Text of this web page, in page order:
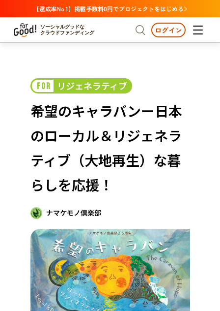
【達成率No.1】掲載手数料0円でプロジェクトをはじめる
ソーシャルグッドな
クラウドファンディング
プロジェクトからさがす
カテゴリーからさがす 国際協力
医療・福祉
人権・マイノリティ
中国
四国
九州・沖縄
注目 新着
支援金額が多い
支援人数が多い
終了日が近い
カテゴリーからさがす
国際協力 医療・福祉
子ども・教育
環境・エシカル
人権・マイノリティ
社会貢献
地域からさがす
北海道 青森 岩手
茨城 栃木 群馬 埼玉 千葉 東京
新潟 富山 石川 福井 山梨 長野
滋賀 京都 大阪 兵庫 奈良
ログイン
FOR リジェネラティブ
希望のキャラバンー日本
のローカル＆リジェネラ
ティブ（大地再生）な暮
らしを応援！
ナマケモノ倶楽部